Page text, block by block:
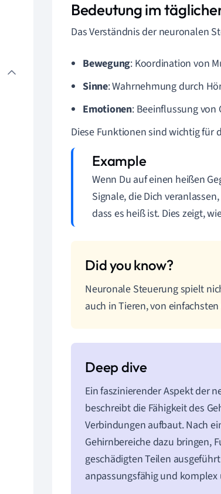
Bedeutung im
Das Verständnis der neuronalen
Bewegung: Koordination von
Sinne: Wahrnehmung durch
Emotionen: Beeinflussung
Diese Funktionen sind wichtig für
Wenn Du auf einen heißen
Signale, die Dich
dass es heiß ist. Dies zeigt,
Neuronale Steuerung spielt
auch in Tieren, von
Ein faszinierender Aspekt der
beschreibt die Fähigkeit des
Verbindungen aufbaut. Nach
Gehirnbereiche dazu bringen,
geschädigten Teilen
anpassungsfähig und komplex